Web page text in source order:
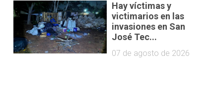
Hay víctimas y
victimarios en las
invasiones en San
José Tec...
07 de agosto de 2026